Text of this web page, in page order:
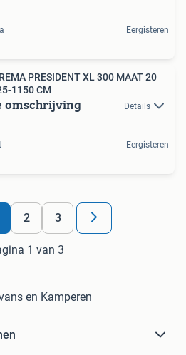
Eergisteren
PRESIDENT XL 300 MAAT 20
1150 CM
omschrijving Details
Eergisteren
2 3
1 van 3
en Kamperen